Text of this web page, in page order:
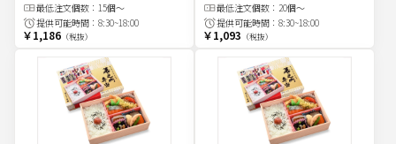
最低注文個数： 15個～
提供可能時間： 8:30~18:00
￥1,186（税抜）
最低注文個数： 20個～
提供可能時間： 8:30~18:00
￥1,093 （税抜）